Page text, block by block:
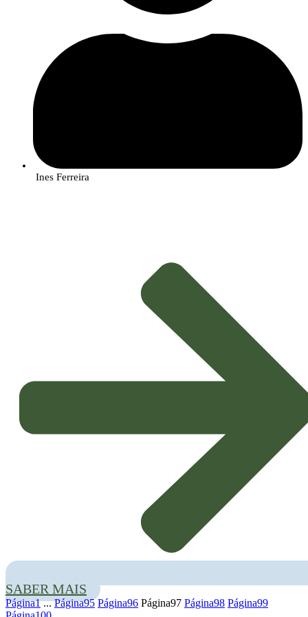
The AlViGen Project, supported by the Promove Program of the “la Caixa”
Foundation, in partnership with Banco BPI and the Foundation for Science
and Technology (FCT), is an inspiring example of how science and
technology can be applied to solve real-world problems and transform
resilient agriculture.
The fight against crop diseases continues, but with AlViGen, farmers can
finally see the enemy before it becomes visible.
Ines Ferreira
A Edição do Genoma e o seu contributo para o cumprimento da
Estratégia da Comissão Europeia ‘Farm to Fork’ vai estar em análise
no seminário online que a European Technology Plataform realiza
amanhã entre as 12:00 e as 13:45. Sob o tema ‘Genome editing: A
‘precision breeding to fork’ strategy’, este evento contará com a
intervenção de vários especialistas internacionais nesta área.
SABER MAIS
Página1 ... Página95 Página96 Página97 Página98 Página99